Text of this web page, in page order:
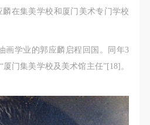
麟在集美学校和厦门美术专门学校
画学业的郭应麟启程回国。同年3
门集美学校及美术馆主任”[18]。